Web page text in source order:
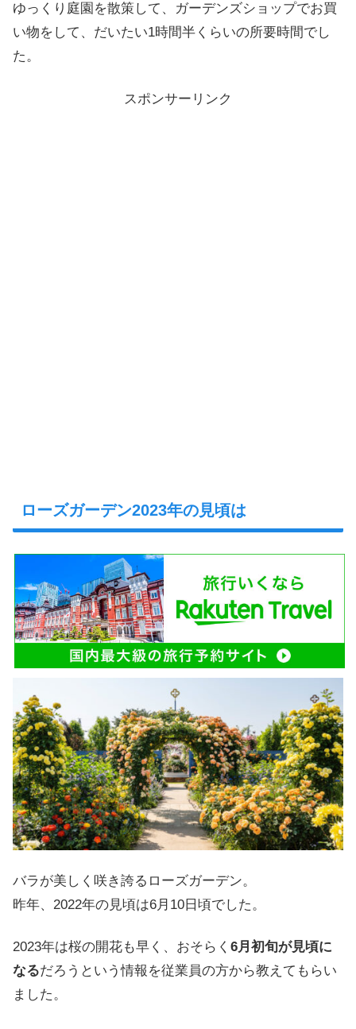
ゆっくり庭園を散策して、ガーデンズショップでお買
い物をして、だいたい1時間半くらいの所要時間でし
た。
スポンサーリンク
ローズガーデン2023年の見頃は
バラが美しく咲き誇るローズガーデン。
昨年、2022年の見頃は6月10日頃でした。
2023年は桜の開花も早く、おそらく 6月初旬が見頃に
なるだろうという情報を従業員の方から教えてもらい
ました。